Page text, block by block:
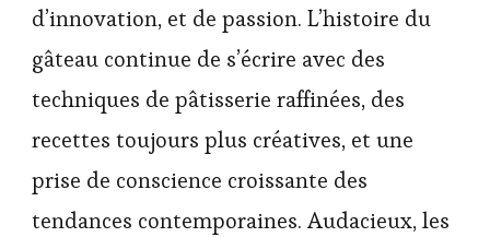
d’innovation, et de passion. L’histoire du
gâteau continue de s’écrire avec des
techniques de pâtisserie raffinées, des
recettes toujours plus créatives, et une
prise de conscience croissante des
tendances contemporaines. Audacieux, les